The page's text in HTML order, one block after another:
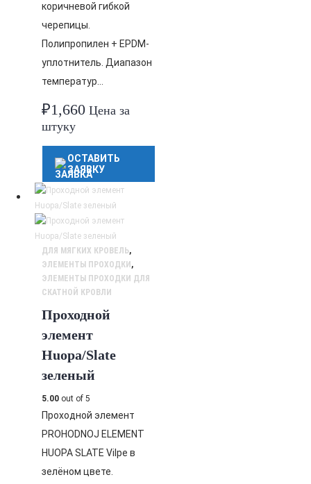
коричневой гибкой
черепицы.
Полипропилен + EPDM-
уплотнитель. Диапазон
температур…
₽1,660 Цена за
штуку
ОСТАВИТЬ
ЗАЯВКУ
ДЛЯ МЯГКИХ КРОВЕЛЬ,
ЭЛЕМЕНТЫ ПРОХОДКИ ,
ЭЛЕМЕНТЫ ПРОХОДКИ ДЛЯ
СКАТНОЙ КРОВЛИ
Проходной
элемент
Huopa/Slate
зеленый
5.00 out of 5
Проходной элемент
PROHODNOJ ELEMENT
HUOPA SLATE Vilpe в
зелёном цвете.